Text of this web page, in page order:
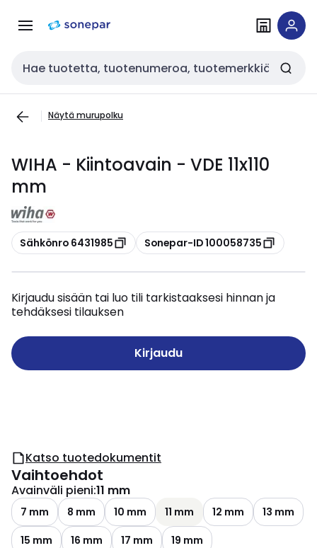
navigointiinsisältöön
Haku
Näytä murupolku
WIHA - Kiintoavain - VDE 11x110
mm
Kopioi
Sähkönro 6431985 Kopioi
Sonepar-ID 100058735
Kirjaudu sisään tai luo tili tarkistaaksesi hinnan ja
tehdäksesi tilauksen
Kirjaudu
Katso tuotedokumentit
Vaihtoehdot
Avainväli pieni:11 mm
7 mm 8 mm 10 mm 11 mm 12 mm
13 mm
15 mm
16 mm 17 mm 19 mm